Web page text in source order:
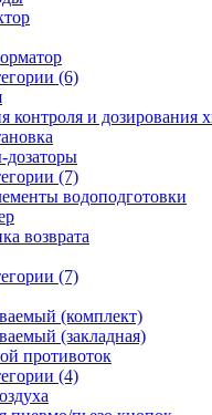
(6)
контроля и дозирования
дозаторы
(7)
водоподготовки
возврата
(7)
(комплект)
(закладная)
противоток
(4)